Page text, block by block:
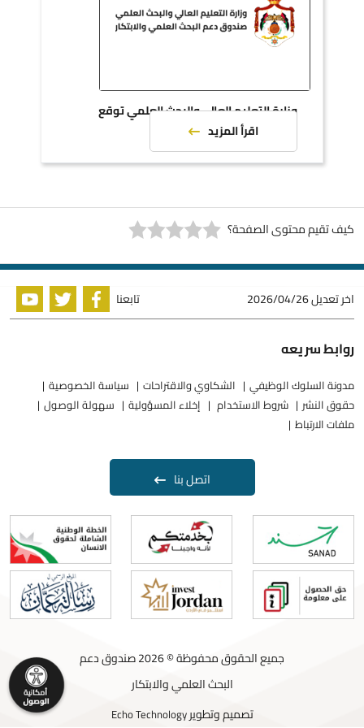
وزارة التعليم العالي والبحث العلمي توقع
اتفاقيات دعم مشاريع بحثية
اقرأ المزيد
كيف تقيم محتوى الصفحة؟
اخر تعديل2026/04/26 تابعنا
روابط سريعه
مدونة السلوك الوظيفي الشكاوي والاقتراحات
سياسة الخصوصية
حقوق النشر
شروط الاستخدام إخلاء المسؤولية
سهولة الوصول
ملفات الارتباط
اتصل بنا
جميع الحقوق محفوظة © 2026 صندوق دعم
البحث العلمي والابتكار
تصميم وتطويرEcho Technology